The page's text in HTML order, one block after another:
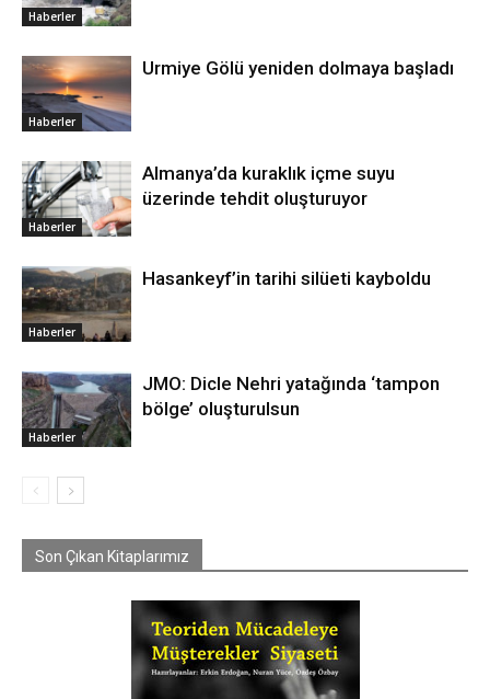
Haberler
Haberler
Urmiye Gölü yeniden dolmaya başladı
Haberler
Almanya’da kuraklık içme suyu
üzerinde tehdit oluşturuyor
Haberler
Hasankeyf’in tarihi silüeti kayboldu
Haberler
JMO: Dicle Nehri yatağında ‘tampon
bölge’ oluşturulsun
Son Çıkan Kitaplarımız